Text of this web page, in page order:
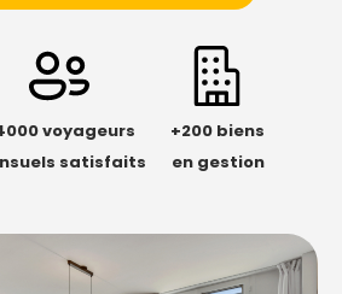
voyageurs
satisfaits
+200 biens
en gestion